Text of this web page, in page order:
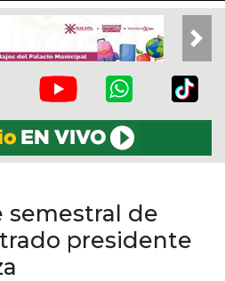
semestral de
presidente